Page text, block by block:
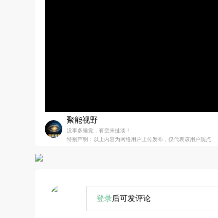
聚能视野
没事多睡觉，有空来扯淡！
特别声明：以上内容为网络用户上传发布，仅代表该用户观点
登录后可发评论